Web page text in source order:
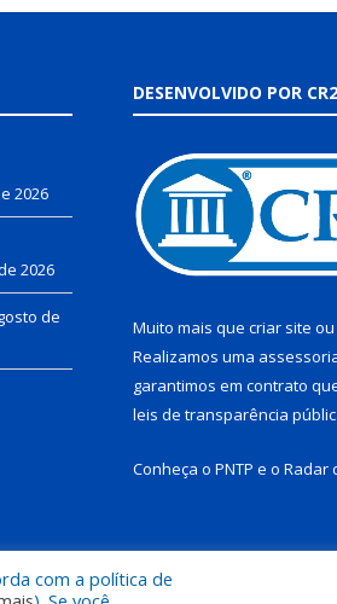
2026
2026
de
DESENVOLVIDO POR CR2
Muito mais que criar site ou
Realizamos uma
garantimos em contrato
leis de transparência
Conheça o PNTP e o Radar
Mapa do Site
com a política de